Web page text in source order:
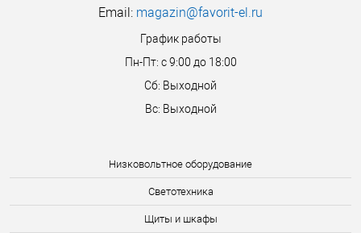
Низковольтное оборудование
Светотехника
Щиты и шкафы
Email: magazin@favorit-el.ru
График работы
Пн-Пт: с 9:00 до 18:00
Сб: Выходной
Вс: Выходной